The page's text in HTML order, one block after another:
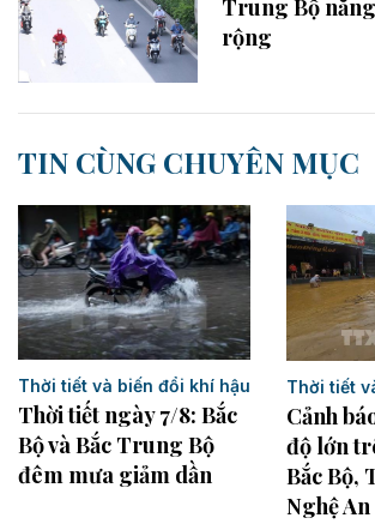
Trung Bộ
rộng
TIN CÙNG CHUYÊN MỤC
Thời tiết và biến đổi khí hậu
Thời tiết ngày 7/8: Bắc
Bộ và Bắc Trung Bộ
đêm mưa giảm dần
Thời tiết
Cảnh
độ lớn
Bắc Bộ,
Nghệ An